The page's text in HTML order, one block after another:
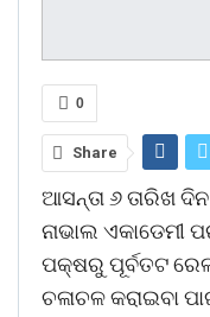
0
Share
ଆସନ୍ତା ୬ ତାରିଖ
ନାଭାଲ ଏକାଡେମୀ
ପକ୍ଷରୁ ପୂର୍ବତଟ
ଚଳାଚଳ କରାଇବା